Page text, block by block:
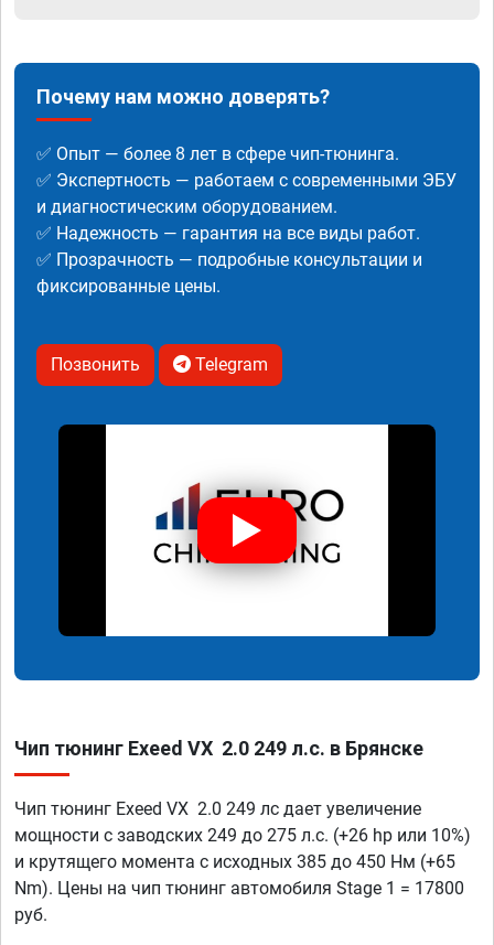
Почему нам можно доверять?
✅ Опыт — более 8 лет в сфере чип-тюнинга.
✅ Экспертность — работаем с современными ЭБУ
и диагностическим оборудованием.
✅ Надежность — гарантия на все виды работ.
✅ Прозрачность — подробные консультации и
фиксированные цены.
Позвонить Telegram
Чип тюнинг Exeed VX 2.0 249 л.с. в Брянске
Чип тюнинг Exeed VX 2.0 249 лс дает увеличение
мощности с заводских 249 до 275 л.с. (+26 hp или 10%)
и крутящего момента с исходных 385 до 450 Нм (+65
Nm). Цены на чип тюнинг автомобиля Stage 1 = 17800
руб.